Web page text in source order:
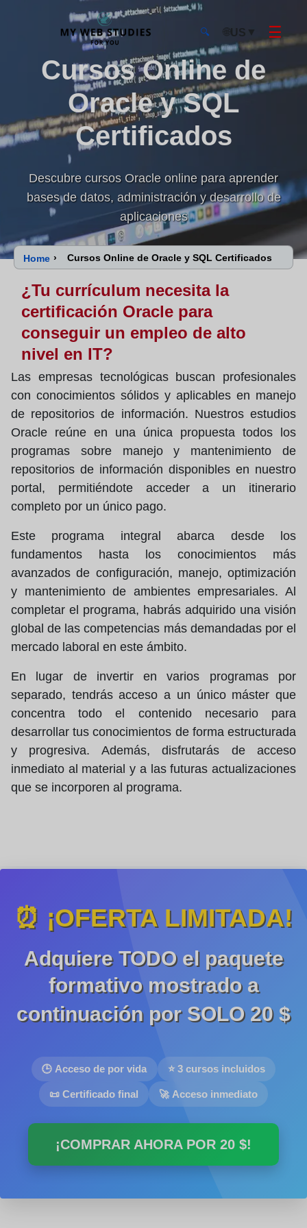
MyWebStudies - Página de inicio
🔍 🌐US ▼ ☰
Cursos Online de
Oracle y SQL
Certificados
Descubre cursos Oracle online para aprender
bases de datos, administración y desarrollo de
aplicaciones
Home › Cursos Online de Oracle y SQL Certificados
¿Tu currículum necesita la
certificación Oracle para
conseguir un empleo de alto
nivel en IT?
Las empresas tecnológicas buscan profesionales
con conocimientos sólidos y aplicables en manejo
de repositorios de información. Nuestros estudios
Oracle reúne en una única propuesta todos los
programas sobre manejo y mantenimiento de
repositorios de información disponibles en nuestro
portal, permitiéndote acceder a un itinerario
completo por un único pago.
Este programa integral abarca desde los
fundamentos hasta los conocimientos más
avanzados de configuración, manejo, optimización
y mantenimiento de ambientes empresariales. Al
completar el programa, habrás adquirido una visión
global de las competencias más demandadas por el
mercado laboral en este ámbito.
En lugar de invertir en varios programas por
separado, tendrás acceso a un único máster que
concentra todo el contenido necesario para
desarrollar tus conocimientos de forma estructurada
y progresiva. Además, disfrutarás de acceso
inmediato al material y a las futuras actualizaciones
que se incorporen al programa.
⏰ ¡OFERTA LIMITADA!
Adquiere TODO el paquete
formativo mostrado a
continuación por SOLO 20 $
🕒 Acceso de por vida ⭐ 3 cursos incluidos
📜 Certificado final 🚀 Acceso inmediato
¡COMPRAR AHORA POR 20 $!